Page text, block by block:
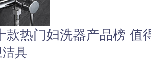
款热门妇洗器产品榜 值
具